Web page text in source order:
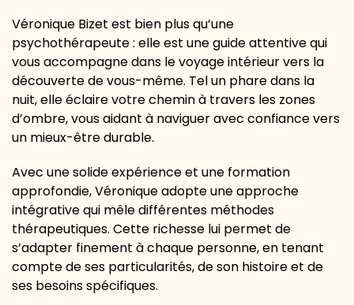
Véronique Bizet est bien plus qu’une
psychothérapeute : elle est une guide attentive qui
vous accompagne dans le voyage intérieur vers la
découverte de vous-même. Tel un phare dans la
nuit, elle éclaire votre chemin à travers les zones
d’ombre, vous aidant à naviguer avec confiance vers
un mieux-être durable.
Avec une solide expérience et une formation
approfondie, Véronique adopte une approche
intégrative qui mêle différentes méthodes
thérapeutiques. Cette richesse lui permet de
s’adapter finement à chaque personne, en tenant
compte de ses particularités, de son histoire et de
ses besoins spécifiques.